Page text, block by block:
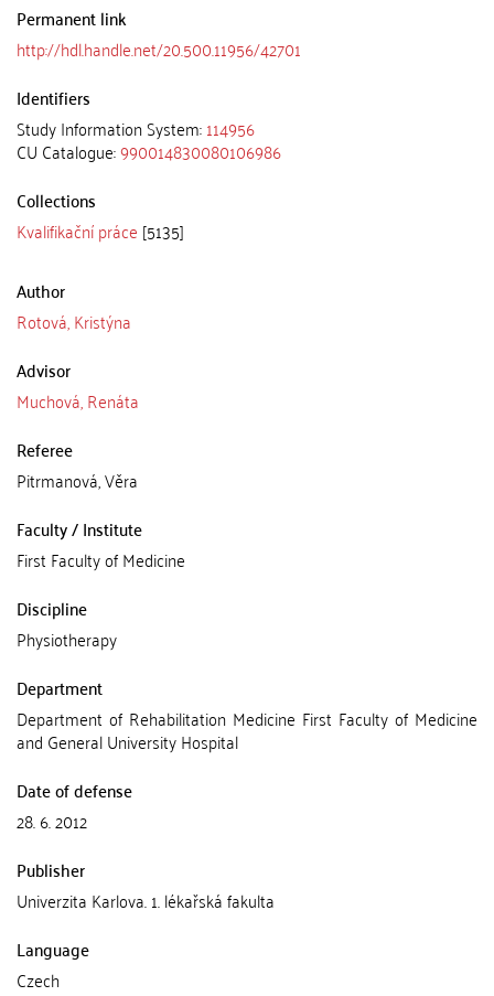
Permanent link
http://hdl.handle.net/20.500.11956/42701
Identifiers
Study Information System:114956
CU Catalogue:990014830080106986
Collections
Kvalifikační práce [5135]
Author
Rotová, Kristýna
Advisor
Muchová, Renáta
Referee
Pitrmanová, Věra
Faculty / Institute
First Faculty of Medicine
Discipline
Physiotherapy
Department
Department of Rehabilitation Medicine First Faculty of Medicine
and General University Hospital
Date of defense
28. 6. 2012
Publisher
Univerzita Karlova. 1. lékařská fakulta
Language
Czech